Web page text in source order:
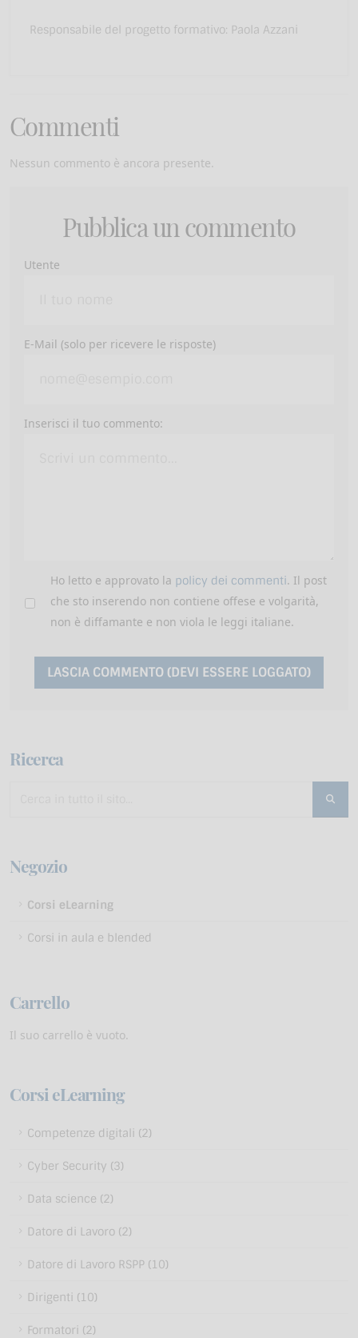
Responsabile del progetto formativo: Paola Azzani
Commenti
Nessun commento è ancora presente.
Pubblica un commento
Utente
E-Mail (solo per ricevere le risposte)
Inserisci il tuo commento:
Ho letto e approvato la policy dei commenti. Il post
che sto inserendo non contiene offese e volgarità,
non è diffamante e non viola le leggi italiane.
Ricerca
Negozio
Corsi eLearning
Corsi in aula e blended
Carrello
Il suo carrello è vuoto.
Corsi eLearning
Competenze digitali (2)
Cyber Security (3)
Data science (2)
Datore di Lavoro (2)
Datore di Lavoro RSPP (10)
Dirigenti (10)
Formatori (2)